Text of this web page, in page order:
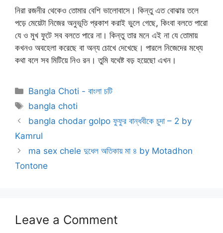
নিরা রজনীর থেকেও তোমার বেশি ভালোবাসে। কিন্তু এত বোঝার তলে
পড়ে মেয়েটা নিজের অনুভূতি প্রকাশ করাই ভুলে গেছে, কিংবা বলতে পারো
যে ও মুখ ফুটে সব বলতে পারে না। কিন্তু তার মনে এই না যে তোমায়
কখনও অবহেলা করেছে বা অন্য চোখে দেখেছে। পারলে নিজেদের মধ্যে
কথা বলে সব মিটিয়ে নিও রন। তুমি যথেষ্ট বড় হয়েছো এখন।
Categories
Bangla Choti - বাংলা চটি
Tags
bangla choti
bangla chodar golpo ফুফুর বান্ধবীকে চুদা – 2 by
Kamrul
ma sex chele দুধেল অতিকায় মা ৪ by Motadhon
Tontone
Leave a Comment